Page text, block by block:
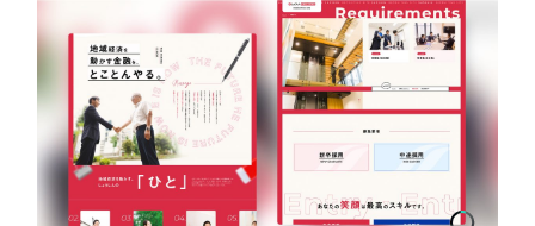
さらに条件を追加する